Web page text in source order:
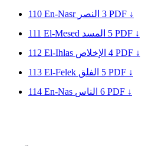
110 En-Nasr النصر 3 PDF ↓
111 El-Mesed المسد 5 PDF ↓
112 El-Ihlas الإخلاص 4 PDF ↓
113 El-Felek الفلق 5 PDF ↓
114 En-Nas الناس 6 PDF ↓